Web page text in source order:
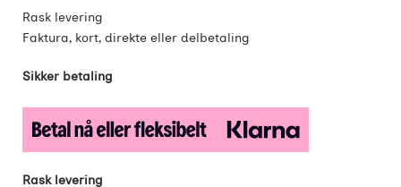
Rask levering
Faktura, kort, direkte eller delbetaling
Sikker betaling
Rask levering